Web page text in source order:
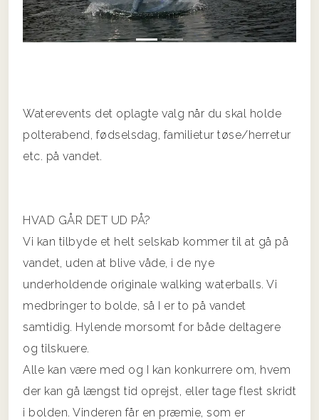
Waterevents det oplagte valg når du skal holde
polterabend, fødselsdag, familietur tøse/herretur
etc. på vandet.
HVAD GÅR DET UD PÅ?
Vi kan tilbyde et helt selskab kommer til at gå på
vandet, uden at blive våde, i de nye
underholdende originale walking waterballs. Vi
medbringer to bolde, så I er to på vandet
samtidig. Hylende morsomt for både deltagere
og tilskuere.
Alle kan være med og I kan konkurrere om, hvem
der kan gå længst tid oprejst, eller tage flest skridt
i bolden. Vinderen får en præmie, som er